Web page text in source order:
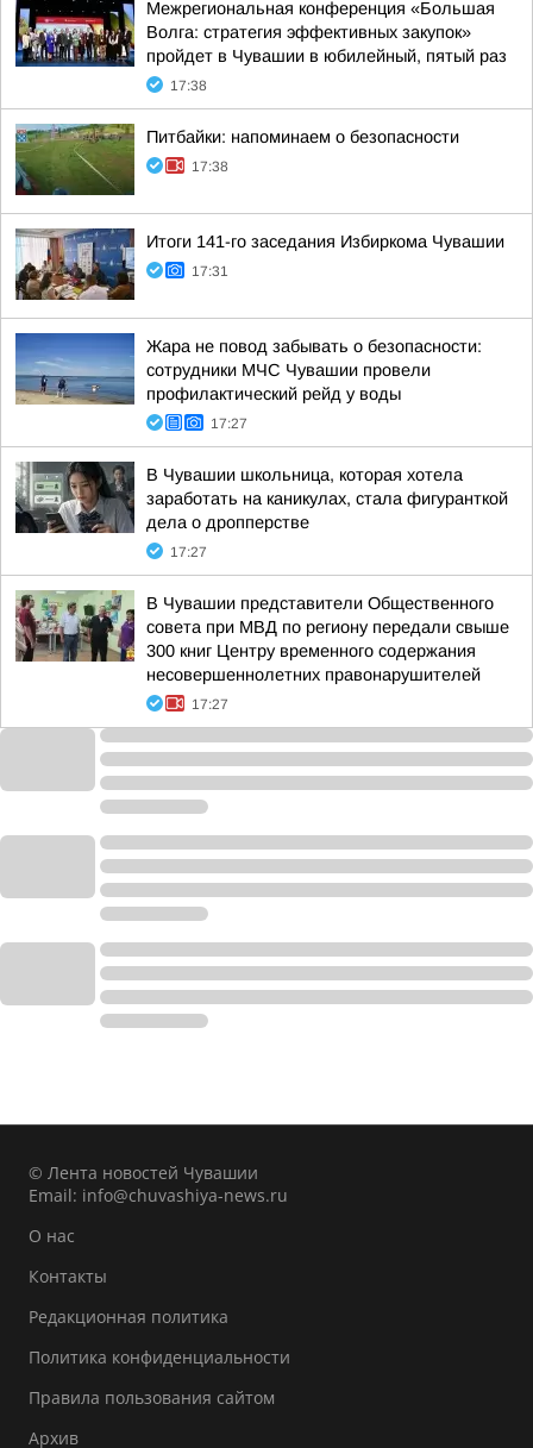
Межрегиональная конференция «Большая
Волга: стратегия эффективных закупок»
пройдет в Чувашии в юбилейный, пятый раз
17:38
Питбайки: напоминаем о безопасности
17:38
Итоги 141-го заседания Избиркома Чувашии
17:31
Жара не повод забывать о безопасности:
сотрудники МЧС Чувашии провели
профилактический рейд у воды
17:27
В Чувашии школьница, которая хотела
заработать на каникулах, стала фигуранткой
дела о дропперстве
17:27
В Чувашии представители Общественного
совета при МВД по региону передали свыше
300 книг Центру временного содержания
несовершеннолетних правонарушителей
17:27
© Лента новостей Чувашии
Email: info@chuvashiya-news.ru
О нас
Контакты
Редакционная политика
Политика конфиденциальности
Правила пользования сайтом
Архив